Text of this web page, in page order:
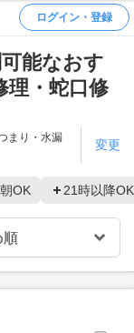
ログイン・登録
能なおす
理・蛇口修
まり・水漏
変更
OK 21時以降OK